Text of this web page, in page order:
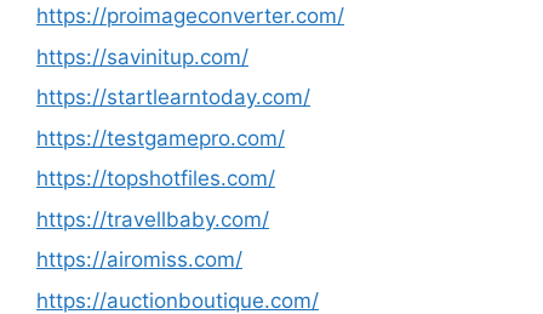
https://proimageconverter.com/
https://savinitup.com/
https://startlearntoday.com/
https://testgamepro.com/
https://topshotfiles.com/
https://travellbaby.com/
https://airomiss.com/
https://auctionboutique.com/